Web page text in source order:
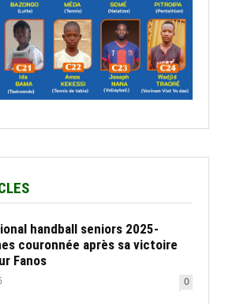
handball seniors 2025-
couronnée après sa victoire
Fanos
0